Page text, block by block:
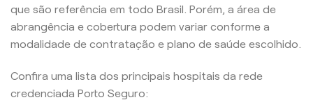
que são referência em todo Brasil. Porém, a área de
abrangência e cobertura podem variar conforme a
modalidade de contratação e plano de saúde escolhido.
Confira uma lista dos principais hospitais da rede
credenciada Porto Seguro: